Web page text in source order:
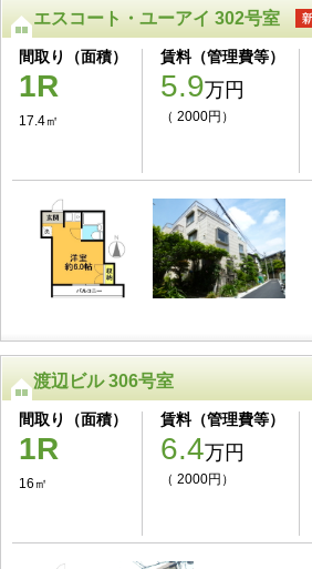
エスコート・ユーアイ 302号室
間取り（面積）
1R
17.4㎡
賃料（管理費等）
5.9万円
（ 2000円）
渡辺ビル 306号室
間取り（面積）
1R
16㎡
賃料（管理費等）
6.4万円
（ 2000円）